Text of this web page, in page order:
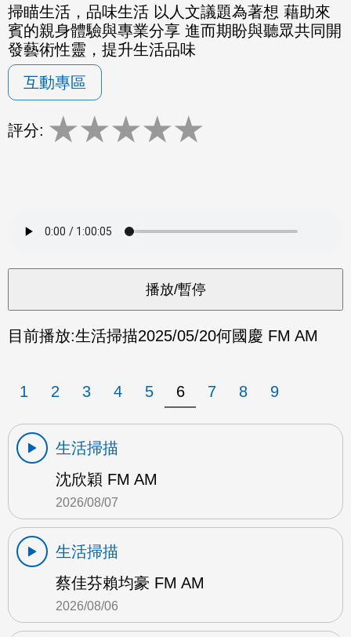
掃瞄生活，品味生活 以人文議題為著想 藉助來
賓的親身體驗與專業分享 進而期盼與聽眾共同開
發藝術性靈，提升生活品味
互動專區
評分: ★★★★★
目前播放:生活掃描2025/05/20何國慶 FM AM
1 2 3 4 5 6 7 8 9
生活掃描
沈欣穎 FM AM
2026/08/07
生活掃描
蔡佳芬賴均豪 FM AM
2026/08/06